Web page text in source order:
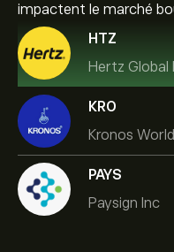
impactent le marché
HTZ
Hertz Global
KRO
Kronos
PAYS
Paysign Inc